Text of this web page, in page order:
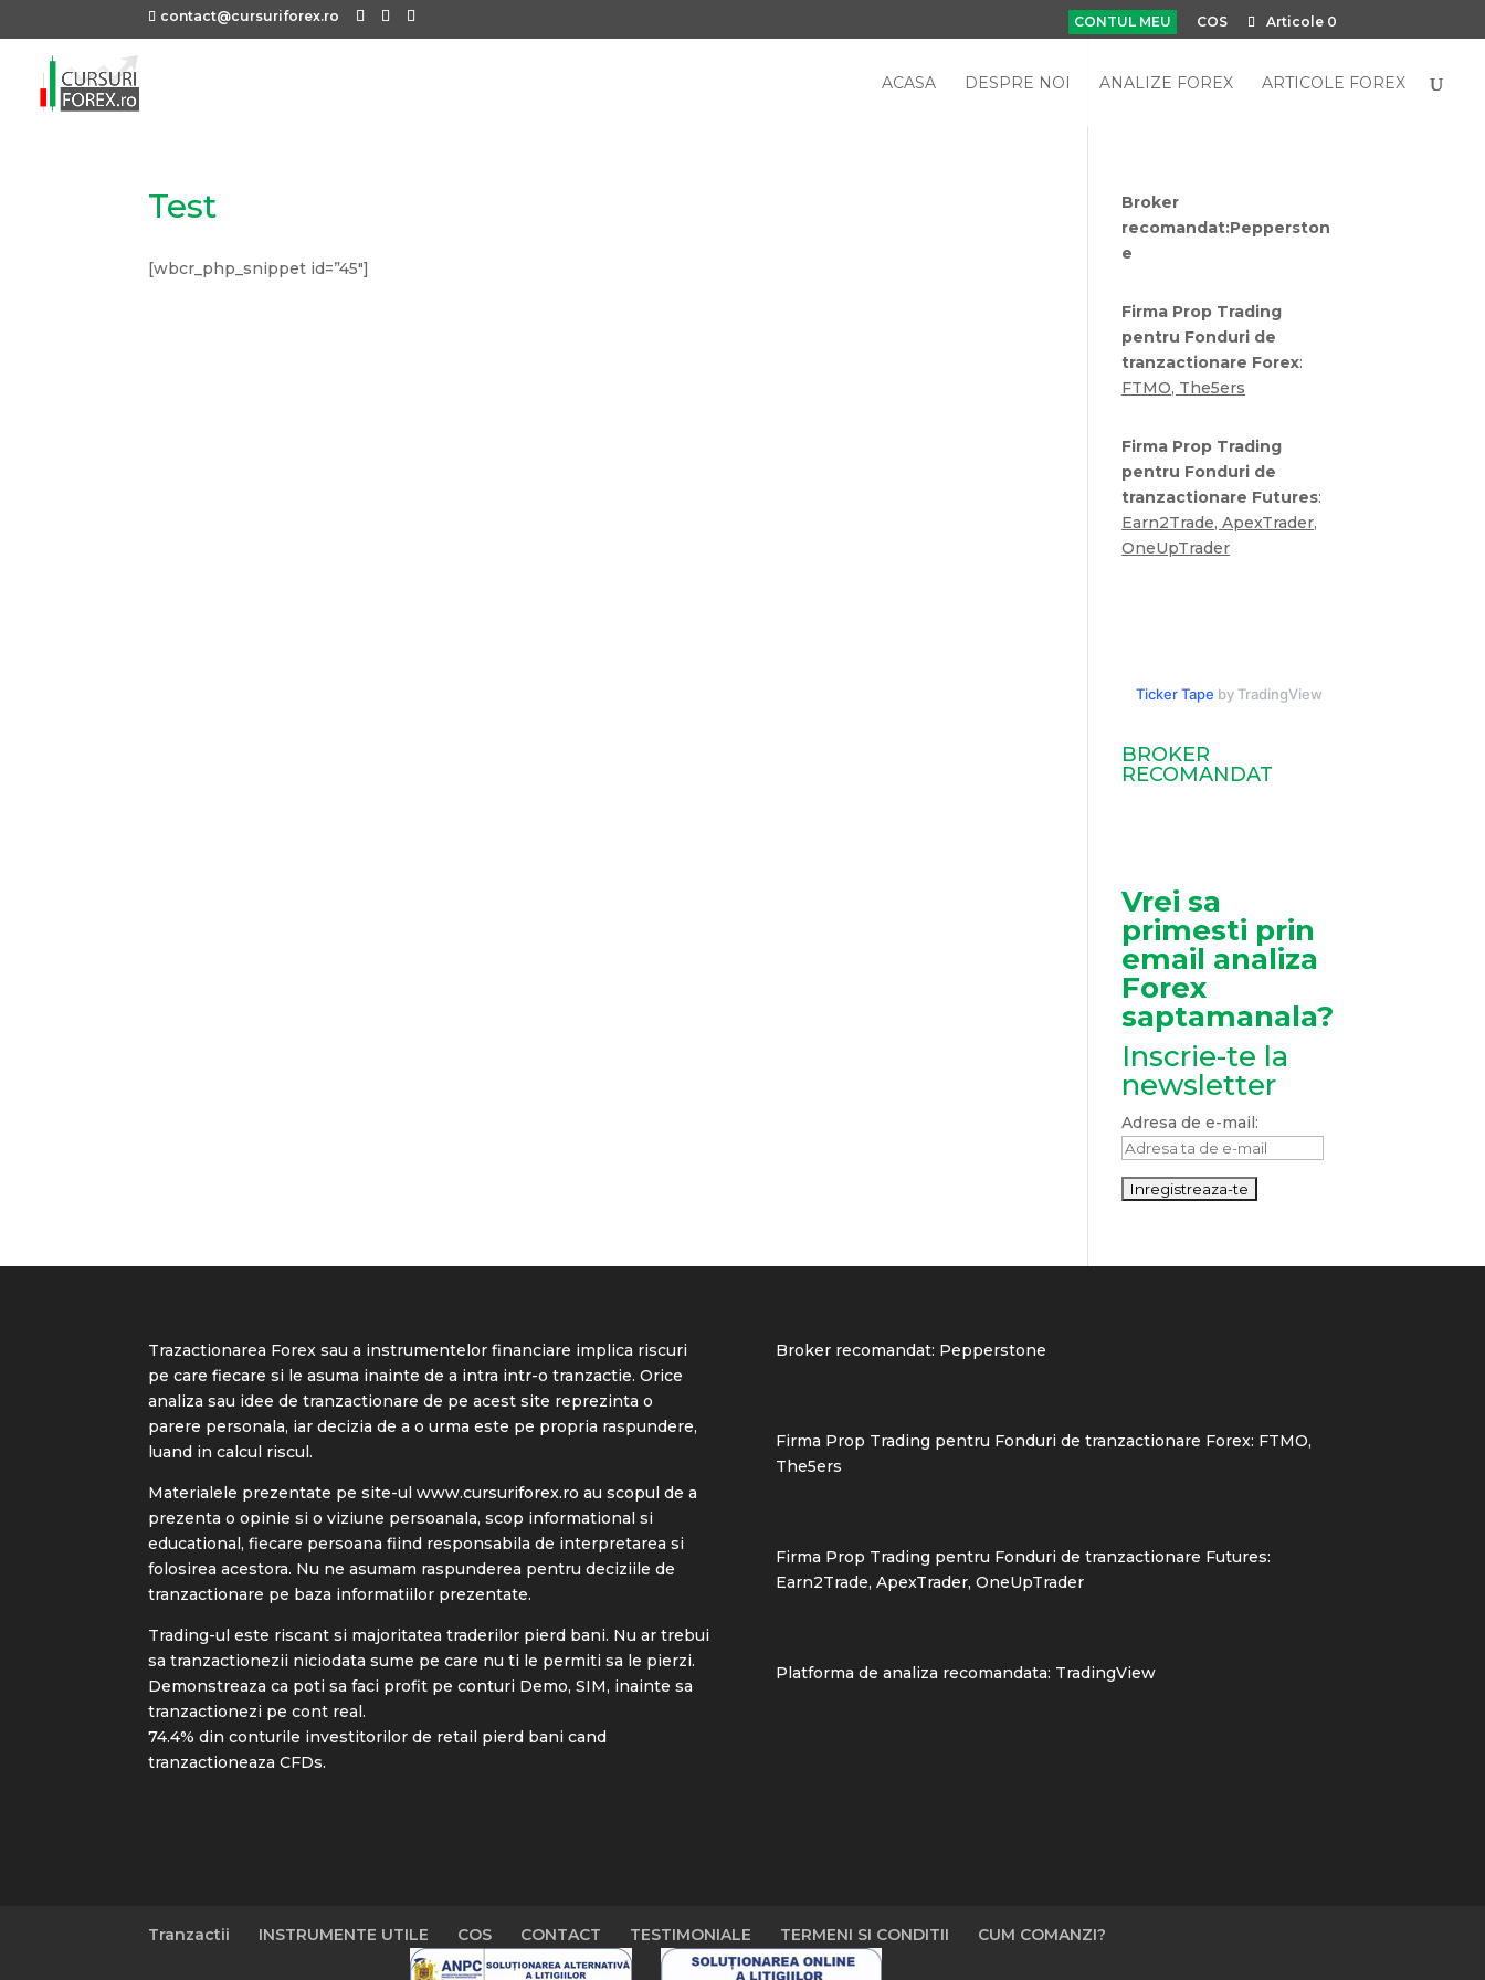
contact@cursuriforex.ro CONTUL MEU COS Articole 0
ACASA DESPRE NOI ANALIZE FOREX ARTICOLE FOREX
Test
[wbcr_php_snippet id=”45″]
Broker
recomandat:Pepperston
e
Firma Prop Trading
pentru Fonduri de
tranzactionare Forex:
FTMO, The5ers
Firma Prop Trading
pentru Fonduri de
tranzactionare Futures:
Earn2Trade,ApexTrader,
OneUpTrader
Ticker Tape by TradingView
BROKER
RECOMANDAT
Vrei sa
primesti prin
email analiza
Forex
saptamanala?
Inscrie-te la
newsletter
Adresa de e-mail:
Trazactionarea Forex sau a instrumentelor financiare implica riscuri
pe care fiecare si le asuma inainte de a intra intr-o tranzactie. Orice
analiza sau idee de tranzactionare de pe acest site reprezinta o
parere personala, iar decizia de a o urma este pe propria raspundere,
luand in calcul riscul.
Materialele prezentate pe site-ulwww.cursuriforex.ro au scopul de a
prezenta o opinie si o viziune persoanala, scop informational si
educational, fiecare persoana fiind responsabila de interpretarea si
folosirea acestora. Nu ne asumam raspunderea pentru deciziile de
tranzactionare pe baza informatiilor prezentate.
Trading-ul este riscant si majoritatea traderilor pierd bani. Nu ar trebui
sa tranzactionezii niciodata sume pe care nu ti le permiti sa le pierzi.
Demonstreaza ca poti sa faci profit pe conturi Demo, SIM, inainte sa
tranzactionezi pe cont real.
74.4% din conturile investitorilor de retail pierd bani cand
tranzactioneaza CFDs.
Broker recomandat: Pepperstone
Firma Prop Trading pentru Fonduri de tranzactionare Forex: FTMO,
The5ers
Firma Prop Trading pentru Fonduri de tranzactionare Futures:
Earn2Trade, ApexTrader, OneUpTrader
Platforma de analiza recomandata: TradingView
Tranzactii INSTRUMENTE UTILE COS CONTACT TESTIMONIALE TERMENI SI CONDITII CUM COMANZI?